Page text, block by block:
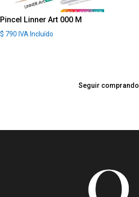
Pincel Linner Art 000 M
$ 790 IVA Incluído
Seguir comprando